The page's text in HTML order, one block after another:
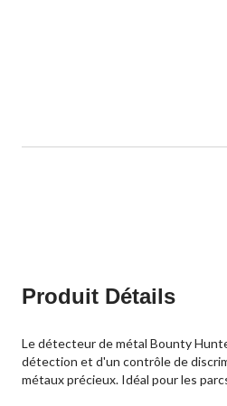
Produit Détails
Le détecteur de métal Bounty
détection et d'un contrôle de
métaux précieux. Idéal pour les